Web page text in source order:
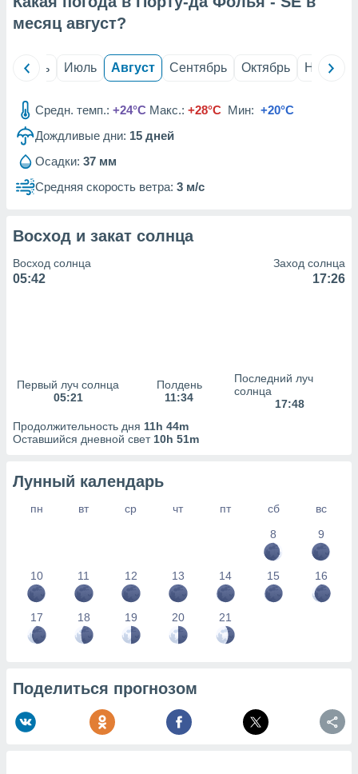
из
данных
наших 1199
месяц август?
Июнь Июль Август Сентябрь Октябрь Ноябрь
Средн. темп.: +24°C Макс.: +28°C Мин: +20°C
Дождливые дни: 15 дней
Осадки: 37 мм
Средняя скорость ветра: 3 м/с
Восход и закат солнца
Восход солнца
05:42
Заход солнца
17:26
Первый луч солнца
05:21
Полдень
11:34
Последний луч
солнца
17:48
Продолжительность дня 11h 44m
Оставшийся дневной свет 10h 51m
Лунный календарь
пн вт ср чт пт сб
вс
8
9
10 11 12 13 14 15 16
17 18 19 20 21
Поделиться прогнозом